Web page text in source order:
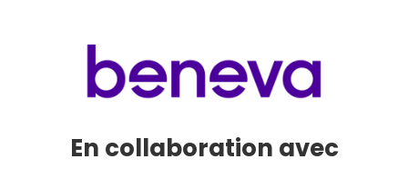
En collaboration avec